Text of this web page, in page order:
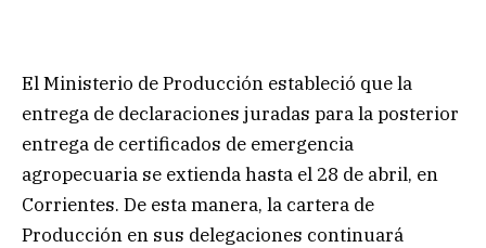
El Ministerio de Producción estableció que la
entrega de declaraciones juradas para la posterior
entrega de certificados de emergencia
agropecuaria se extienda hasta el 28 de abril, en
Corrientes. De esta manera, la cartera de
Producción en sus delegaciones continuará